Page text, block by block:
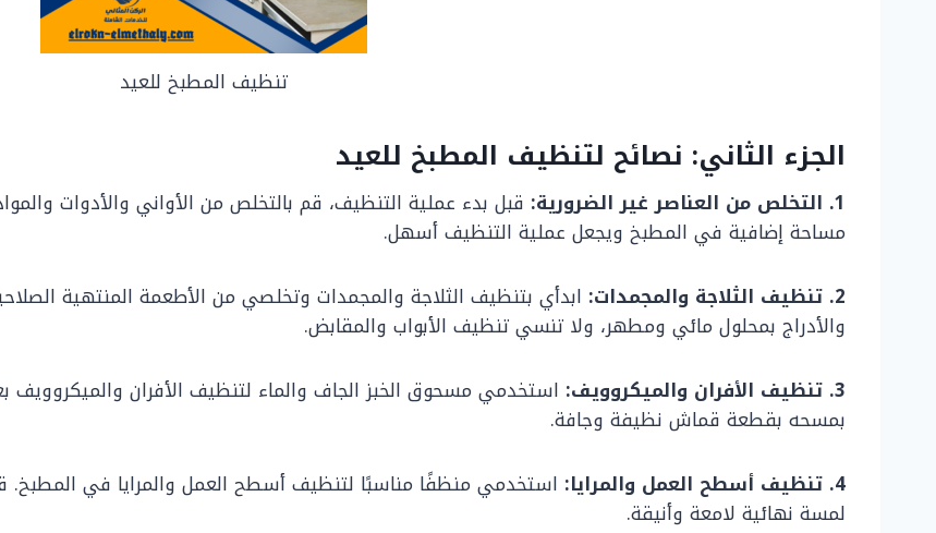
تنظيف المطبخ للعيد
الجزء الثاني: نصائح لتنظيف المطبخ للعيد
1. التخلص من العناصر غير الضرورية:
قبل بدء عملية التنظيف، قم بالتخلص من الأواني والأدوات
مساحة إضافية في المطبخ ويجعل عملية التنظيف أسهل.
2. تنظيف الثلاجة والمجمدات:
ابدأي بتنظيف الثلاجة والمجمدات وتخلصي من الأطعمة المنتهية
والأدراج بمحلول مائي ومطهر، ولا تنسي تنظيف الأبواب والمقابض.
3. تنظيف الأفران والميكروويف:
استخدمي مسحوق الخبز الجاف والماء لتنظيف الأفران
بمسحه بقطعة قماش نظيفة وجافة.
4. تنظيف أسطح العمل والمرايا:
استخدمي منظفًا مناسبًا لتنظيف أسطح العمل والمرايا في المطبخ.
لمسة نهائية لامعة وأنيقة.